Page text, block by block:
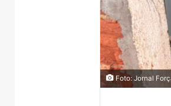
Foto: Jornal